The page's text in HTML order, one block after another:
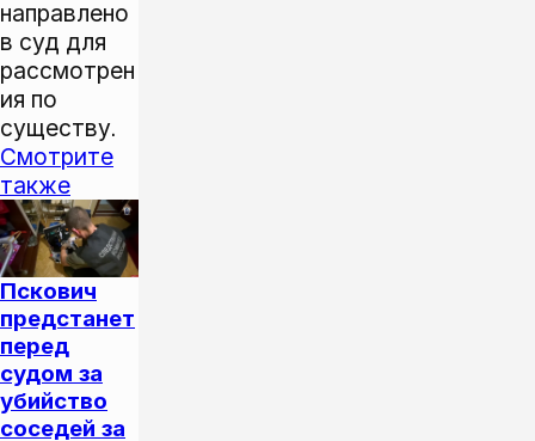
направлено
в суд для
рассмотрен
ия по
существу.
Смотрите
также
Пскович
предстанет
перед
судом за
убийство
соседей за